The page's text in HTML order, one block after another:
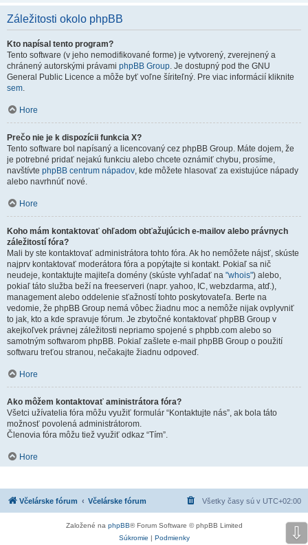
Záležitosti okolo phpBB
Kto napísal tento program?
Tento software (v jeho nemodifikované forme) je vytvorený, zverejnený a
chránený autorskými právami phpBB Group. Je dostupný pod the GNU
General Public Licence a môže byť voľne šíriteľný. Pre viac informácií kliknite
sem.
Hore
Prečo nie je k dispozícii funkcia X?
Tento software bol napísaný a licencovaný cez phpBB Group. Máte dojem, že
je potrebné pridať nejakú funkciu alebo chcete oznámiť chybu, prosíme,
navštívte phpBB centrum nápadov, kde môžete hlasovať za existujúce nápady
alebo navrhnúť nové.
Hore
Koho mám kontaktovať ohľadom obťažujúcich e-mailov alebo právnych
záležitostí fóra?
Mali by ste kontaktovať administrátora tohto fóra. Ak ho nemôžete nájsť, skúste
najprv kontaktovať moderátora fóra a popýtajte si kontakt. Pokiaľ sa nič
neudeje, kontaktujte majiteľa domény (skúste vyhľadať na "whois") alebo,
pokiaľ táto služba beží na freeserveri (napr. yahoo, IC, webzdarma, atď.),
management alebo oddelenie sťažností tohto poskytovateľa. Berte na
vedomie, že phpBB Group nemá vôbec žiadnu moc a nemôže nijak ovplyvniť
to jak, kto a kde spravuje fórum. Je zbytočné kontaktovať phpBB Group v
akejkoľvek právnej záležitosti nepriamo spojené s phpbb.com alebo so
samotným softwarom phpBB. Pokiaľ zašlete e-mail phpBB Group o použití
softwaru treťou stranou, nečakajte žiadnu odpoveď.
Hore
Ako môžem kontaktovať aministrátora fóra?
Všetci užívatelia fóra môžu využiť formulár “Kontaktujte nás”, ak bola táto
možnosť povolená administrátorom.
Členovia fóra môžu tiež využiť odkaz “Tím”.
Hore
Včelárske fórum Včelárske fórum Všetky časy sú v UTC+02:00
Založené na phpBB® Forum Software © phpBB Limited
Súkromie | Podmienky ⇩